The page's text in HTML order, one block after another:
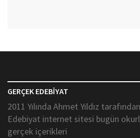
GERÇEK EDEBİYAT
2011 Yılında Ahmet Yıldız
Edebiyat internet sitesi bugün
gerçek içerikleri